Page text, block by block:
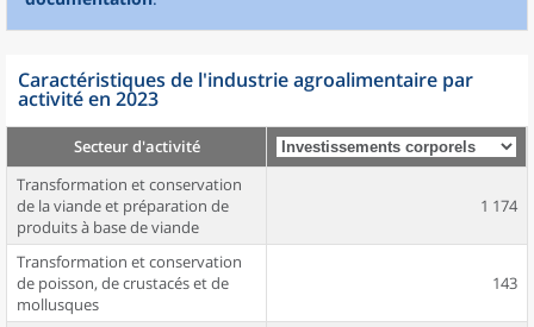
Caractéristiques de l'industrie agroalimentaire par
activité en 2023
Secteur d'activité
Transformation et conservation
de la viande et préparation de
produits à base de viande
1 174
Transformation et conservation
de poisson, de crustacés et de
mollusques
143